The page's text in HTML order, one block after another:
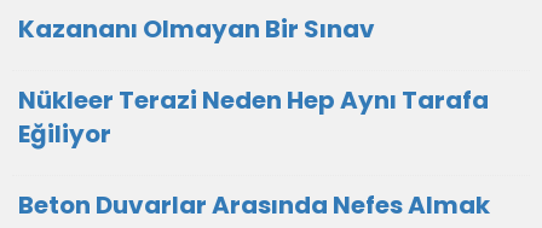
Kazananı Olmayan Bir Sınav
Nükleer Terazi Neden Hep Aynı Tarafa
Eğiliyor
Beton Duvarlar Arasında Nefes Almak